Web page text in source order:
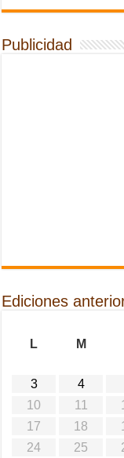
Publicidad
Ediciones
L
M
3
4
10
11
17
18
24
25